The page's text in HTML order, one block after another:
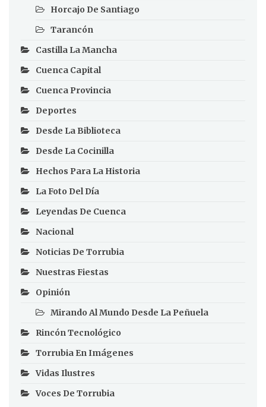
Horcajo De Santiago
Tarancón
Castilla La Mancha
Cuenca Capital
Cuenca Provincia
Deportes
Desde La Biblioteca
Desde La Cocinilla
Hechos Para La Historia
La Foto Del Día
Leyendas De Cuenca
Nacional
Noticias De Torrubia
Nuestras Fiestas
Opinión
Mirando Al Mundo Desde La Peñuela
Rincón Tecnológico
Torrubia En Imágenes
Vidas Ilustres
Voces De Torrubia